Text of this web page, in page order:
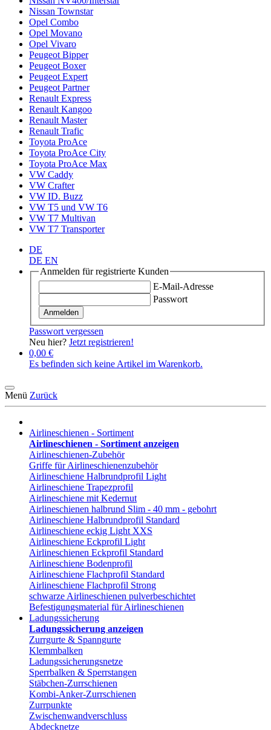
Nissan Townstar
Opel Combo
Opel Movano
Opel Vivaro
Peugeot Bipper
Peugeot Boxer
Peugeot Expert
Peugeot Partner
Renault Express
Renault Kangoo
Renault Master
Renault Trafic
Toyota ProAce
Toyota ProAce City
Toyota ProAce Max
VW Caddy
VW Crafter
VW ID. Buzz
VW T5 und VW T6
VW T7 Multivan
VW T7 Transporter
DE
DE EN
Anmelden für registrierte Kunden
E-Mail-Adresse
Passwort
Anmelden
Passwort vergessen
Neu hier? Jetzt registrieren!
0,00 €
Es befinden sich keine Artikel im Warenkorb.
Menü Zurück
Airlineschienen - Sortiment
Airlineschienen - Sortiment anzeigen
Airlineschienen-Zubehör
Griffe für Airlineschienenzubehör
Airlineschiene Halbrundprofil Light
Airlineschiene Trapezprofil
Airlineschiene mit Kedernut
Airlineschienen halbrund Slim - 40 mm - gebohrt
Airlineschiene Halbrundprofil Standard
Airlineschiene eckig Light XXS
Airlineschiene Eckprofil Light
Airlineschienen Eckprofil Standard
Airlineschiene Bodenprofil
Airlineschiene Flachprofil Standard
Airlineschiene Flachprofil Strong
schwarze Airlineschienen pulverbeschichtet
Befestigungsmaterial für Airlineschienen
Ladungssicherung
Ladungssicherung anzeigen
Zurrgurte & Spanngurte
Klemmbalken
Ladungssicherungsnetze
Sperrbalken & Sperrstangen
Stäbchen-Zurrschienen
Kombi-Anker-Zurrschienen
Zurrpunkte
Zwischenwandverschluss
Abdecknetze